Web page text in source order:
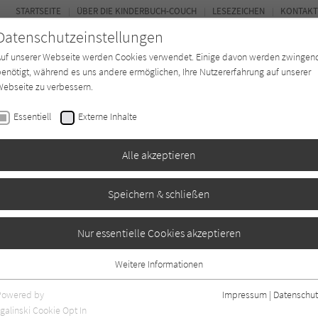
Autor*in Verlage Magazin
STARTSEITE ÜBER DIE KINDERBUCH-COUCH LESEZEICHEN KONTAKT
unserer Webseite werden Cookies verwendet. Einige davon werden
während es uns andere ermöglichen, Ihre Nutzererfahrung auf unserer
zu verbessern.
Essentiell Externe Inhalte
Alle akzeptieren
Speichern & schließen
Nur essentielle Cookies akzeptieren
Essentielle Cookies werden für grundlegende Funktionen der Webseite
benötigt. Dadurch ist gewährleistet, dass die Webseite einwandfrei
Weitere Informationen
by
Cookie Opt In
Impressum |